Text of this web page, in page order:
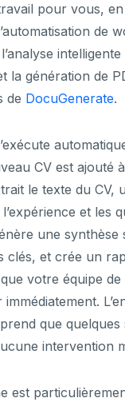
pour vous,
de
intelligente
la génération de
de DocuGenerate.
CV est ajouté
le texte du CV,
et les
une synthèse
clés, et crée un
votre équipe
que quelques
intervention
est